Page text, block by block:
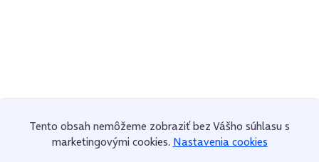
Tento obsah nemôžeme zobraziť bez Vášho súhlasu s
marketingovými cookies. Nastavenia cookies